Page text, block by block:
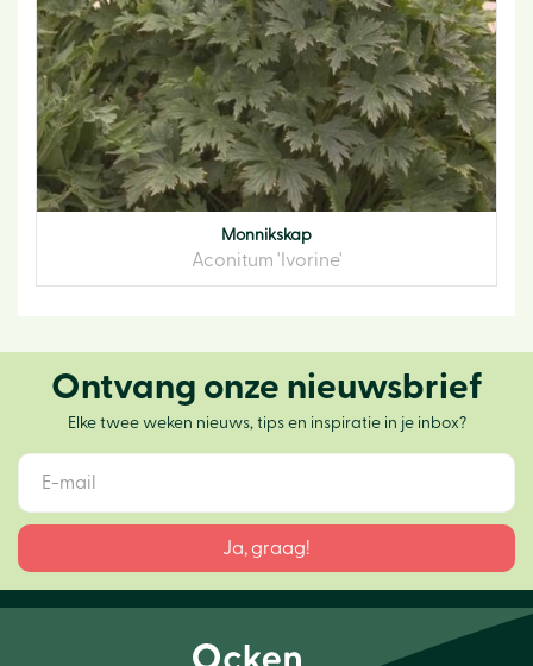
Monnikskap
Aconitum 'Ivorine'
Ontvang onze nieuwsbrief
Elke twee weken nieuws, tips en inspiratie in je inbox?